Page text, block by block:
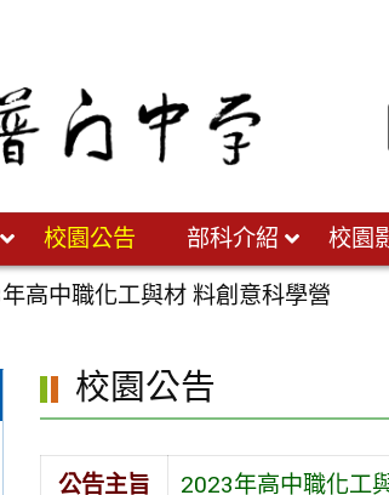
校園公告 部科介紹 校園
高中職化工與材 料創意科學營
校園公告
公告主旨 2023年高中職化工